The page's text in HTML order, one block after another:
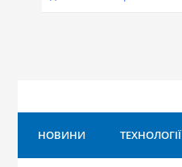
НОВИНИ ТЕХНОЛОГІЇ